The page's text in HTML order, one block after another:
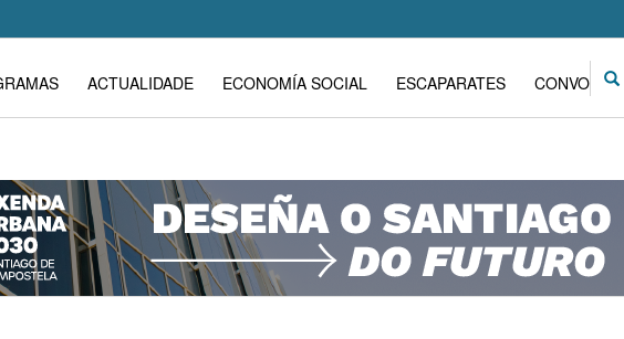
ACTUALIDADE ECONOMÍA SOCIAL ESCAPARATES